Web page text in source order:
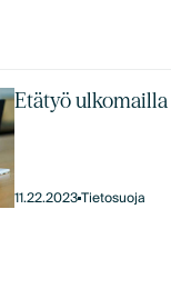
Etätyö
11.22.2023Tietosuoja